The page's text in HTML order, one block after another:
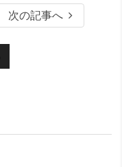
次の記事へ